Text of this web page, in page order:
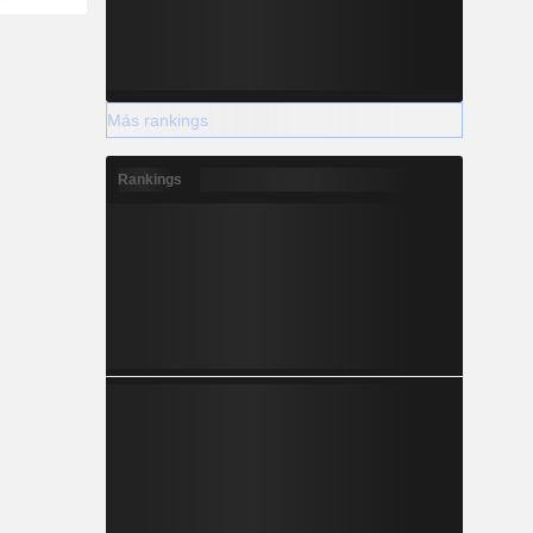
Más rankings
Rankings